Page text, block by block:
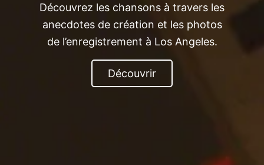
Découvrez les chansons à travers les
anecdotes de création et les photos
de l’enregistrement à Los Angeles.
Découvrir